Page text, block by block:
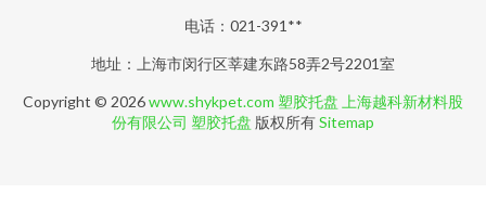
电话：021-391**
地址：上海市闵行区莘建东路58弄2号2201室
Copyright © 2026www.shykpet.com 塑胶托盘 上海越科新材料股
份有限公司 塑胶托盘 版权所有Sitemap